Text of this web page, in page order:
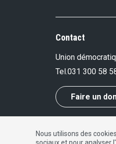
Contact
Union
Tel.031 300 58
Faire un
Nous utilisons des